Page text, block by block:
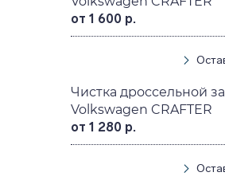
от 1 600 р.
Чистка дроссельной
Volkswagen CRAFTER
от 1 280 р.